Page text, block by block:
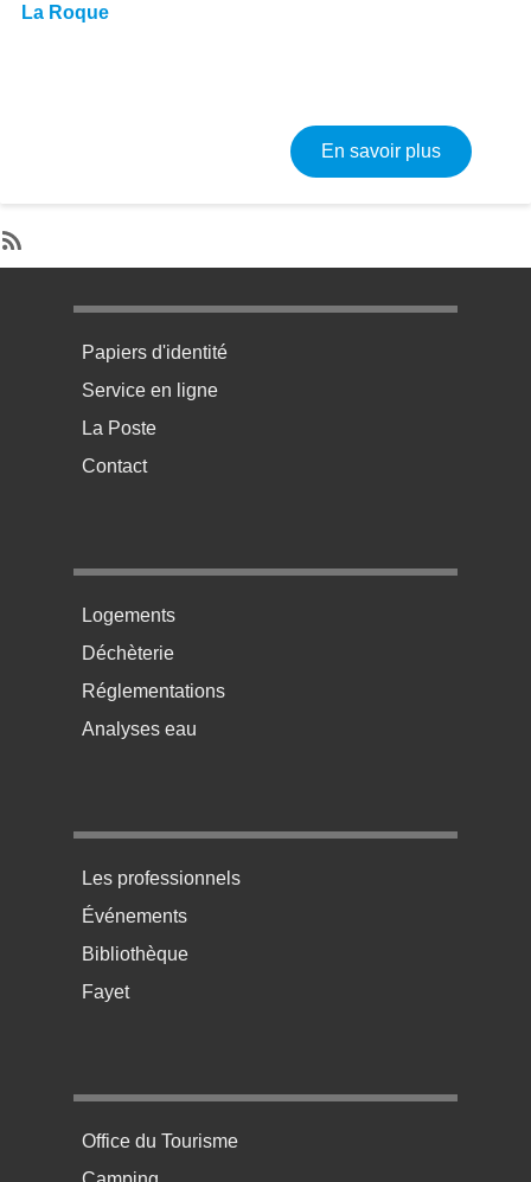
La Roque
En savoir plussur
SubscribeS'abonner à Année en cours
Menu pratique bas de page 1
Papiers d'identité
Service en ligne
La Poste
Contact
Menu pratique bas de page 2
Logements
Déchèterie
Réglementations
Analyses eau
Menu pratique bas de page 3
Les professionnels
Événements
Bibliothèque
Fayet
Menu pratique bas de page 4
Office du Tourisme